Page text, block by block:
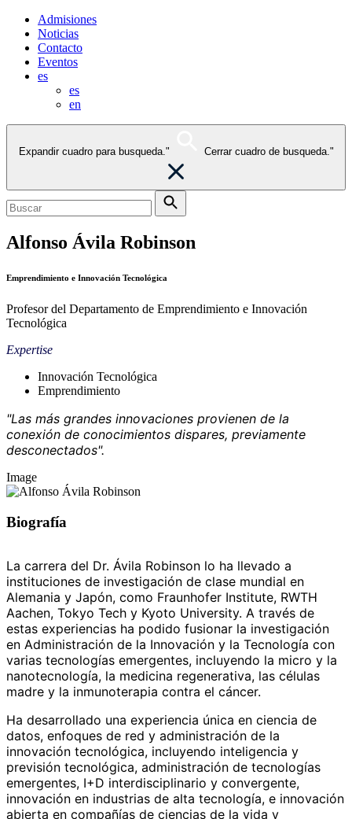
Admisiones
Noticias
Contacto
Eventos
es
es
en
Expandir cuadro para busqueda." Cerrar cuadro de busqueda."
Alfonso Ávila Robinson
Emprendimiento e Innovación Tecnológica
Profesor del Departamento de Emprendimiento e Innovación
Tecnológica
Expertise
Innovación Tecnológica
Emprendimiento
"Las más grandes innovaciones provienen de la
conexión de conocimientos dispares, previamente
desconectados".
Image
Biografía
La carrera del Dr. Ávila Robinson lo ha llevado a
instituciones de investigación de clase mundial en
Alemania y Japón, como Fraunhofer Institute, RWTH
Aachen, Tokyo Tech y Kyoto University. A través de
estas experiencias ha podido fusionar la investigación
en Administración de la Innovación y la Tecnología con
varias tecnologías emergentes, incluyendo la micro y la
nanotecnología, la medicina regenerativa, las células
madre y la inmunoterapia contra el cáncer.
Ha desarrollado una experiencia única en ciencia de
datos, enfoques de red y administración de la
innovación tecnológica, incluyendo inteligencia y
previsión tecnológica, administración de tecnologías
emergentes, I+D interdisciplinario y convergente,
innovación en industrias de alta tecnología, e innovación
abierta en compañías de ciencias de la vida y